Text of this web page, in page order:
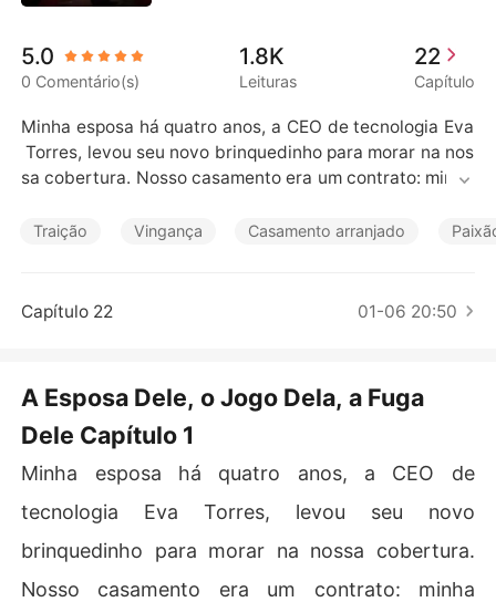
Baixar App
Bilionários
Contos Curtos
5.0
0 Comentário(s)
1.8K
Leituras
22
Capítulo
Minha esposa há quatro anos, a CEO de tecnologia Eva
Torres, levou seu novo brinquedinho para morar na nos
sa cobertura. Nosso casamento era um contrato: minha
governado por uma regra estrita de "não me toque" qu
Depois que sua crueldade me levou a tentar me matar,
uicídio.
especial que seu chef sempre fazia para mim quando eu
estava doente.
Quando me recusei a pedir desculpas, ela me forçou a
beber copo após copo de uísque, sabendo que eu tinha
Traição Vingança Casamento arranjado
Capítulo 22 01-06 20:50
A Esposa Dele, o Jogo Dela, a Fuga
Dele Capítulo 1
Minha esposa há quatro anos, a CEO de
tecnologia Eva Torres, levou seu novo
brinquedinho para morar na nossa cobertura.
Nosso casamento era um contrato: minha